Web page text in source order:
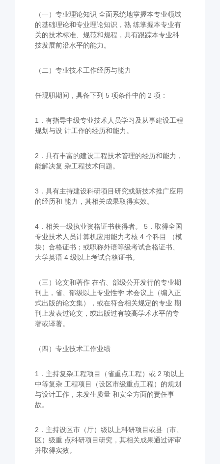
（一）专业理论知识 全面系统地掌握本专业领域
的基础理论和专业理论知识，熟 练掌握本专业有
关的技术标准、规范和规程，具有跟踪本专业科
技发展前沿水平的能力。
（二）专业技术工作经历与能力
任现职期间，具备下列 5 项条件中的 2 项：
1．有指导中级专业技术人员学习及从事建设工程
规划与设 计工作的经历和能力。
2．具有丰富的建设工程技术管理的经历和能力，
能解决复 杂工程技术问题。
3．具有主持建设科研项目研究或新技术推广应用
的经历和 能力，其相关成果取得实效。
4．相关一级执业资格证书获得者。 5．取得全国
专业技术人员计算机应用能力考核 4 个科目 （模
块）合格证书；或职称外语等级考试合格证书、
大学英语 4 级以上考试合格证书。
（三）论文和著作 在省、部级公开发行的专业期
刊上，省、部级以上专业性学 术会议上（编入正
式出版的论文集），或在符合相关规定的专业 期
刊上发表过论文，或出版过有较高学术水平的专
著或译著。
（四）专业技术工作业绩
1．主持复杂工程项目（省重点工程）或 2 项以上
中等复杂 工程项目（设区市级重点工程）的规划
与设计工作，未发生质量 和安全方面的责任事
故。
2．主持设区市（厅）级以上科研项目或县（市、
区）级重 点科研项目研究，其相关成果通过评审
并取得实效。